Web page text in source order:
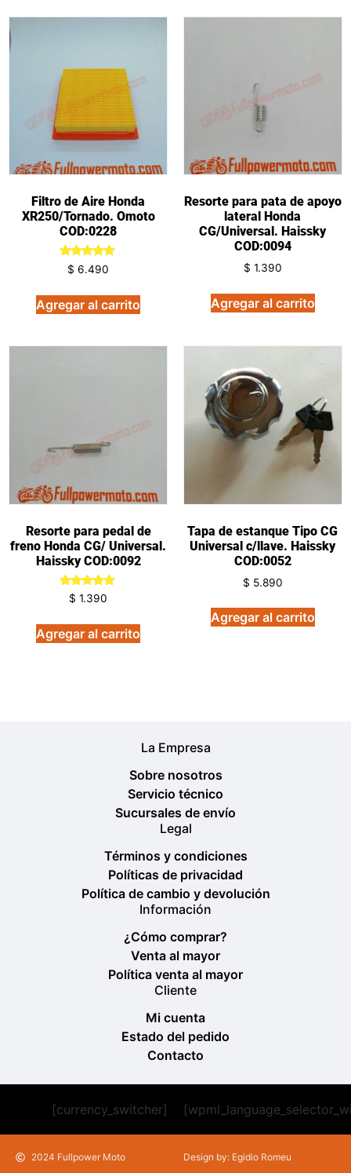
Filtro de Aire Honda
XR250/Tornado. Omoto
COD:0228
Valorado
en
de 5
$ 6.490
Agregar al carrito
Resorte para pata de apoyo
lateral Honda
CG/Universal. Haissky
COD:0094
$ 1.390
Agregar al carrito
Resorte para pedal de
freno Honda CG/ Universal.
Haissky COD:0092
Valorado
en
de 5
$ 1.390
Agregar al carrito
Tapa de estanque Tipo CG
Universal c/llave. Haissky
COD:0052
$ 5.890
Agregar al carrito
La Empresa
Sobre nosotros
Servicio técnico
Sucursales de envío
Legal
Términos y condiciones
Políticas de privacidad
Política de cambio y devolución
Información
¿Cómo comprar?
Venta al mayor
Política venta al mayor
Cliente
Mi cuenta
Estado del pedido
Contacto
[currency_switcher]
2024 Fullpower Moto Design by: Egidio Romeu